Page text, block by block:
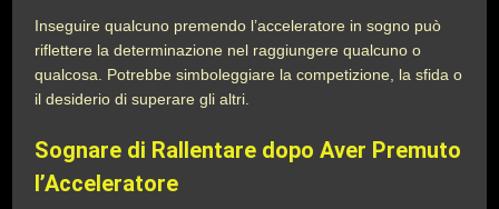
Inseguire qualcuno premendo l’acceleratore in sogno può
riflettere la determinazione nel raggiungere qualcuno o
qualcosa. Potrebbe simboleggiare la competizione, la sfida o
il desiderio di superare gli altri.
Sognare di Rallentare dopo Aver Premuto
l’Acceleratore